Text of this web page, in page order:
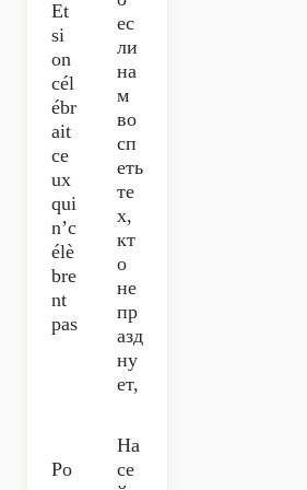
Et
si
on
cél
ébr
ait
ce
ux
qui
n’c
élè
bre
nt
pas
ес
ли
на
м
во
сп
еть
те
х,
кт
о
не
пр
азд
ну
ет,
Po
На
се